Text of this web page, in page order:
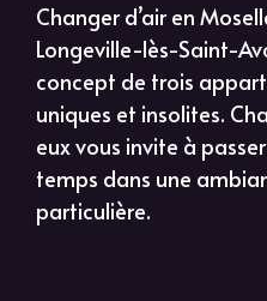
Changer d’air en
Longeville-lès-Saint-
concept de trois
uniques et insolites.
eux vous invite à
temps dans une
particulière.